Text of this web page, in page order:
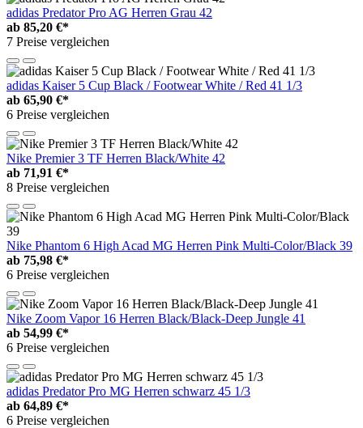
adidas Predator Pro AG Herren Grau 42
ab 85,20 €*
7 Preise vergleichen
adidas Kaiser 5 Cup Black / Footwear White / Red 41 1/3
ab 65,90 €*
6 Preise vergleichen
Nike Premier 3 TF Herren Black/White 42
ab 71,91 €*
8 Preise vergleichen
Nike Phantom 6 High Acad MG Herren Pink Multi-Color/Black 39
ab 75,98 €*
6 Preise vergleichen
Nike Zoom Vapor 16 Herren Black/Black-Deep Jungle 41
ab 54,99 €*
6 Preise vergleichen
adidas Predator Pro MG Herren schwarz 45 1/3
ab 64,89 €*
6 Preise vergleichen